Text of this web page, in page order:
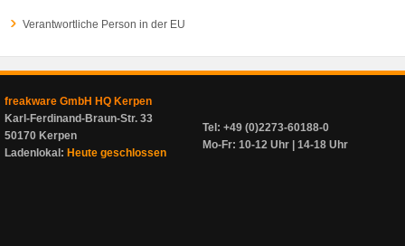
Verantwortliche Person in der EU
freakware GmbH HQ Kerpen
Karl-Ferdinand-Braun-Str. 33
50170 Kerpen
Ladenlokal: Heute geschlossen
Tel: +49 (0)2273-60188-0
Mo-Fr: 10-12 Uhr | 14-18 Uhr